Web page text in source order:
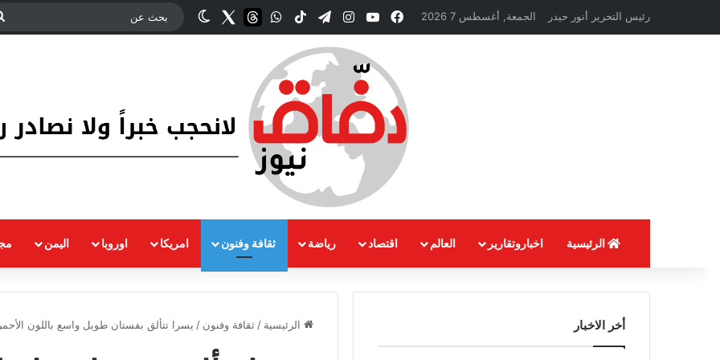
رئيس التحرير أنور حيدر الجمعة, أغسطس 7 2026 فيسبوك‫YouTubeانستقرام
تيلقرام ‫TikTokواتسابthreads
Twitterالوضع المظلم
الرئيسية اخباروتقارير العالم اقتصاد رياضة ثقافة وفنون امريكا اوروبا اليمن
الرئيسية / ثقافة وفنون / يسرا تتألق بفستان طويل واسع باللون أخر الاخبار